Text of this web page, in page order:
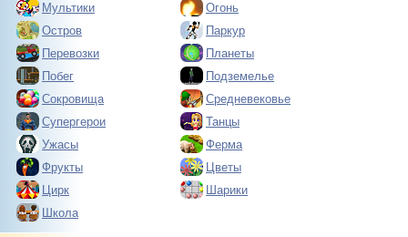
Мультики
Огонь
Остров
Паркур
Перевозки
Планеты
Побег
Подземелье
Сокровища
Средневековье
Супергерои
Танцы
Ужасы
Ферма
Фрукты
Цветы
Цирк
Шарики
Школа